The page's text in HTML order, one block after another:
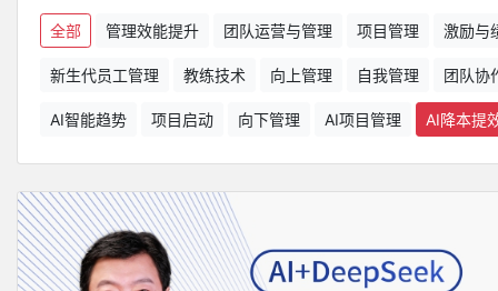
全部 管理效能提升 团队运营与管理 项目管理 激励与
新生代员工管理 教练技术 向上管理 自我管理 团队协
AI智能趋势 项目启动 向下管理 AI项目管理 AI降本提